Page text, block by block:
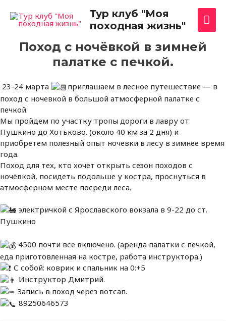
содержимому
Тур клуб "Моя
походная жизнь"
Поход с ночёвкой в зимней
палатке с печкой.
23-24 марта
приглашаем в лесное путешествие — в
поход с ночевкой в большой атмосферной палатке с
печкой.
Мы пройдем по участку тропы дороги в лавру от
Пушкино до Хотьково. (около 40 км за 2 дня) и
приобретем полезный опыт ночевки в лесу в зимнее время
года.
Поход для тех, кто хочет открыть сезон походов с
ночёвкой, посидеть подольше у костра, проснуться в
атмосферном месте посреди леса.
электричкой с Ярославского вокзала в 9-22 до ст.
Пушкино
4500 почти все включено. (аренда палатки с печкой,
еда приготовленная на костре, работа инструктора.)
С собой: коврик и спальник на 0:+5
Инструктор Дмитрий.
Запись в поход через вотсап.
89250646573